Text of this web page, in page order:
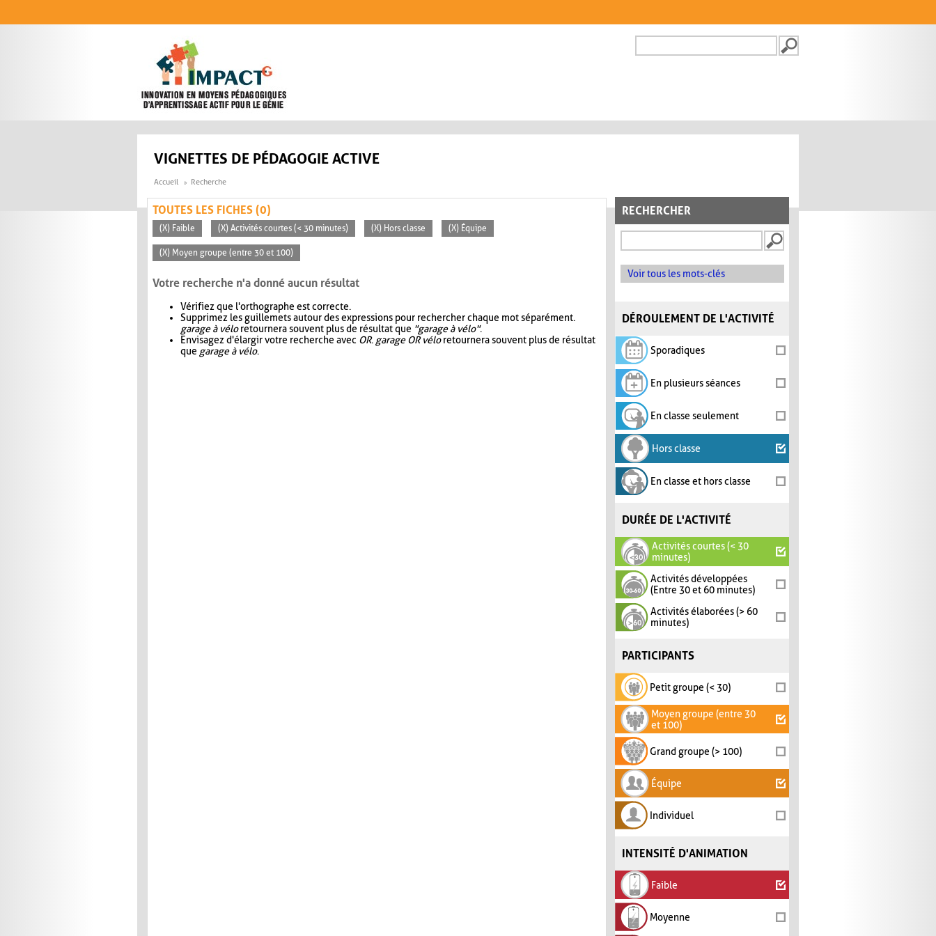
FORMULAIRE DE
VIGNETTES DE PÉDAGOGIE ACTIVE
Accueil Recherche
RECHERCHER
Voir tous les mots-clés
DÉROULEMENT DE L'ACTIVITÉ
Sporadiques
En plusieurs séances
En classe seulement
Hors classe
En classe et hors classe
DURÉE DE L'ACTIVITÉ
Activités courtes (< 30
minutes)
Activités développées
(Entre 30 et 60 minutes)
Activités élaborées (> 60
minutes)
PARTICIPANTS
Petit groupe (< 30)
Moyen groupe (entre 30
et 100)
Grand groupe (> 100)
Équipe
Individuel
INTENSITÉ D'ANIMATION
Faible
Moyenne
TOUTES LES FICHES (0)
(X) Faible (X) Activités courtes (< 30 minutes) (X) Hors classe (X) Équipe
(X) Moyen groupe (entre 30 et 100)
Votre recherche n'a donné aucun résultat
Vérifiez que l'orthographe est correcte.
Supprimez les guillemets autour des expressions pour rechercher chaque mot séparément.
garage à véloretournera souvent plus de résultat que "garage à vélo".
Envisagez d'élargir votre recherche avec OR. garage OR véloretournera souvent plus de résultat
que garage à vélo.